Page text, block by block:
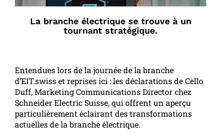
La branche électrique se trouve à un
tournant stratégique.
Entendues lors de la journée de la branche
d’EIT.swiss et reprises ici : les déclarations de Cello
Duff, Marketing Communications Director chez
Schneider Electric Suisse, qui offrent un aperçu
particulièrement éclairant des transformations
actuelles de la branche électrique.